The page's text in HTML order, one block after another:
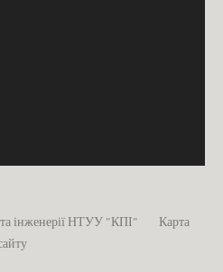
інженерії НТУУ "КПІ"
Карта